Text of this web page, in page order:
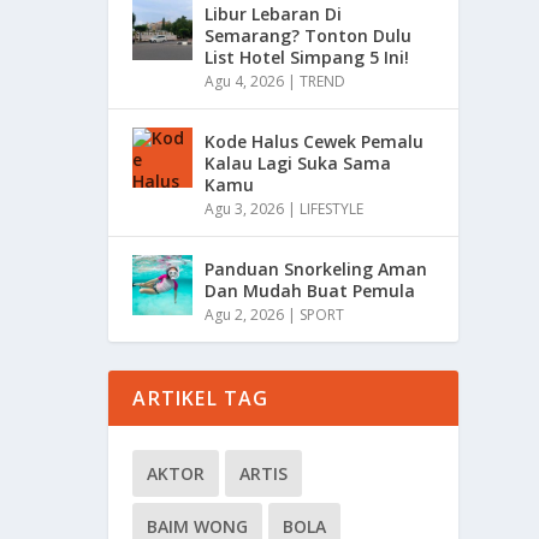
Libur Lebaran Di
Semarang? Tonton Dulu
List Hotel Simpang 5 Ini!
Agu 4, 2026 |TREND
Kode Halus Cewek Pemalu
Kalau Lagi Suka Sama
Kamu
Agu 3, 2026 | LIFESTYLE
Panduan Snorkeling Aman
Dan Mudah Buat Pemula
Agu 2, 2026 | SPORT
ARTIKEL TAG
AKTOR ARTIS
BAIM WONG BOLA